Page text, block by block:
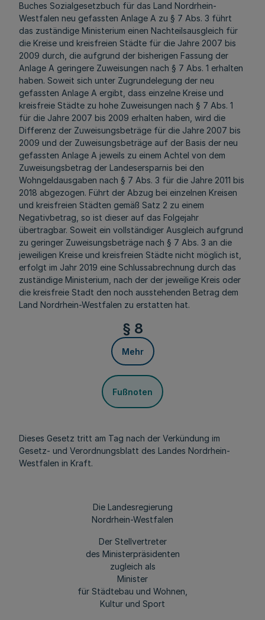
Buches Sozialgesetzbuch für das Land Nordrhein-
Westfalen neu gefassten Anlage A zu § 7 Abs. 3 führt
das zuständige Ministerium einen Nachteilsausgleich für
die Kreise und kreisfreien Städte für die Jahre 2007 bis
2009 durch, die aufgrund der bisherigen Fassung der
Anlage A geringere Zuweisungen nach § 7 Abs. 1 erhalten
haben. Soweit sich unter Zugrundelegung der neu
gefassten Anlage A ergibt, dass einzelne Kreise und
kreisfreie Städte zu hohe Zuweisungen nach § 7 Abs. 1
für die Jahre 2007 bis 2009 erhalten haben, wird die
Differenz der Zuweisungsbeträge für die Jahre 2007 bis
2009 und der Zuweisungsbeträge auf der Basis der neu
gefassten Anlage A jeweils zu einem Achtel von dem
Zuweisungsbetrag der Landesersparnis bei den
Wohngeldausgaben nach § 7 Abs. 3 für die Jahre 2011 bis
2018 abgezogen. Führt der Abzug bei einzelnen Kreisen
und kreisfreien Städten gemäß Satz 2 zu einem
Negativbetrag, so ist dieser auf das Folgejahr
übertragbar. Soweit ein vollständiger Ausgleich aufgrund
zu geringer Zuweisungsbeträge nach § 7 Abs. 3 an die
jeweiligen Kreise und kreisfreien Städte nicht möglich ist,
erfolgt im Jahr 2019 eine Schlussabrechnung durch das
zuständige Ministerium, nach der der jeweilige Kreis oder
die kreisfreie Stadt den noch ausstehenden Betrag dem
Land Nordrhein-Westfalen zu erstatten hat.
§ 8
Mehr
Fußnoten
Dieses Gesetz tritt am Tag nach der Verkündung im
Gesetz- und Verordnungsblatt des Landes Nordrhein-
Westfalen in Kraft.
Die Landesregierung
Nordrhein-Westfalen
Der Stellvertreter
des Ministerpräsidenten
zugleich als
Minister
für Städtebau und Wohnen,
Kultur und Sport